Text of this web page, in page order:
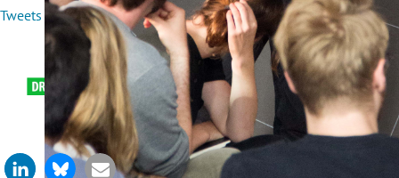
Tweets about #DigSal